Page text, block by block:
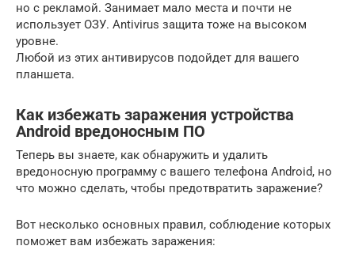
но с рекламой. Занимает мало места и почти не
использует ОЗУ. Antivirus защита тоже на высоком
уровне.
Любой из этих антивирусов подойдет для вашего
планшета.
Как избежать заражения устройства
Android вредоносным ПО
Теперь вы знаете, как обнаружить и удалить
вредоносную программу с вашего телефона Android, но
что можно сделать, чтобы предотвратить заражение?
Вот несколько основных правил, соблюдение которых
поможет вам избежать заражения: